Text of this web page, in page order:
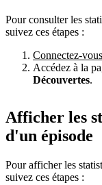
Pour consulter les
suivez ces étapes :
Connectez-
Accédez à la
Découvertes.
Afficher les
d'un épisode
Pour afficher les
suivez ces étapes :